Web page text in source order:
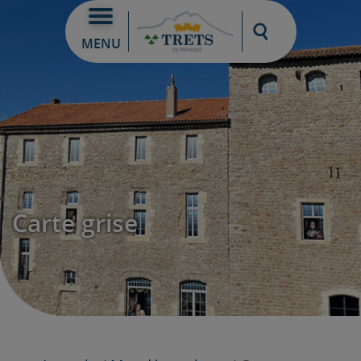
MENU
Moteur de
Carte grise